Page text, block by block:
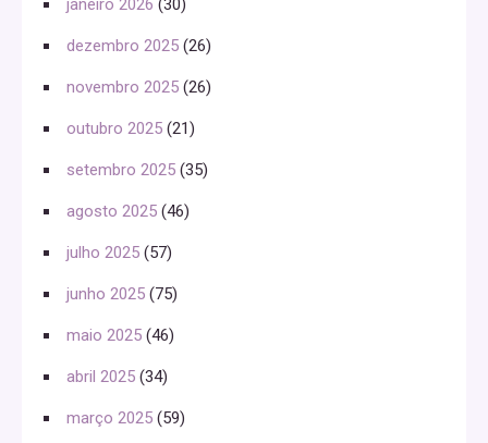
janeiro 2026 (30)
dezembro 2025 (26)
novembro 2025 (26)
outubro 2025 (21)
setembro 2025 (35)
agosto 2025 (46)
julho 2025 (57)
junho 2025 (75)
maio 2025 (46)
abril 2025 (34)
março 2025 (59)